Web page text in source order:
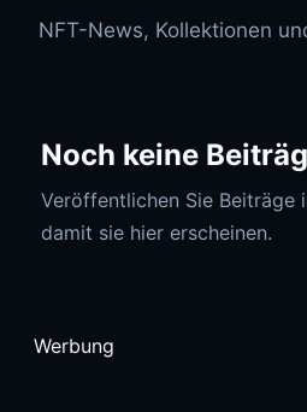
NFT-News, Kollektionen
Noch keine
Veröffentlichen Sie Beiträge
damit sie hier erscheinen.
Werbung